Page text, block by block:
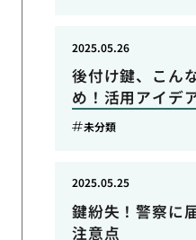
後付け鍵、こん
め！活用アイデ
2025.05.26
未分類
鍵紛失！警察に
注意点
2025.05.25